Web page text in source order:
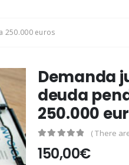
250.000 euros
Demanda
deuda
250.000
( There
150,00€